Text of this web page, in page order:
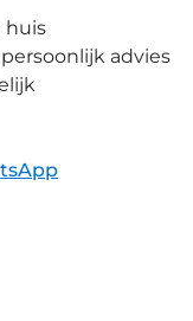
huis
advies